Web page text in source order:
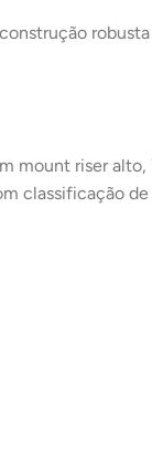
mount riser
classificação